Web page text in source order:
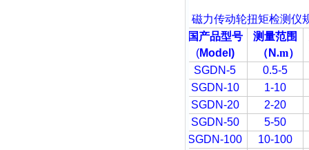
磁力传动轮扭矩检测仪
国产品型号
(Model)
测量范围
（ N.m）
SGDN-5
0.5-5
SGDN-10
1-10
SGDN-20
2-20
SGDN-50
5-50
SGDN-100
10-100